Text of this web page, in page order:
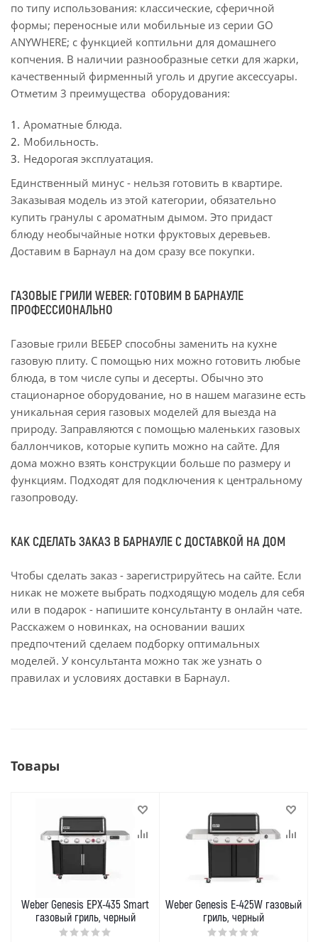
по типу использования: классические, сферичной
формы; переносные или мобильные из серии GO
ANYWHERE; с функцией коптильни для домашнего
копчения. В наличии разнообразные сетки для жарки,
качественный фирменный уголь и другие аксессуары.
Отметим 3 преимущества оборудования:
Ароматные блюда.
‎Мобильность.
‎Недорогая эксплуатация.
Единственный минус - нельзя готовить в квартире.
Заказывая модель из этой категории, обязательно
купить гранулы с ароматным дымом. Это придаст
блюду необычайные нотки фруктовых деревьев.
Доставим в Барнаул на дом сразу все покупки.
ГАЗОВЫЕ ГРИЛИ WEBER: ГОТОВИМ В БАРНАУЛЕ
ПРОФЕССИОНАЛЬНО
Газовые грили ВЕБЕР способны заменить на кухне
газовую плиту. С помощью них можно готовить любые
блюда, в том числе супы и десерты. Обычно это
стационарное оборудование, но в нашем магазине есть
уникальная серия газовых моделей для выезда на
природу. Заправляются с помощью маленьких газовых
баллончиков, которые купить можно на сайте. Для
дома можно взять конструкции больше по размеру и
функциям. Подходят для подключения к центральному
газопроводу.
КАК СДЕЛАТЬ ЗАКАЗ В БАРНАУЛЕ С ДОСТАВКОЙ НА ДОМ
Чтобы сделать заказ - зарегистрируйтесь на сайте. Если
никак не можете выбрать подходящую модель для себя
или в подарок - напишите консультанту в онлайн чате.
Расскажем о новинках, на основании ваших
предпочтений сделаем подборку оптимальных
моделей. У консультанта можно так же узнать о
правилах и условиях доставки в Барнаул.
Товары
Weber Genesis EPX-435 Smart
газовый гриль, черный
Weber Genesis E-425W газовый
гриль, черный